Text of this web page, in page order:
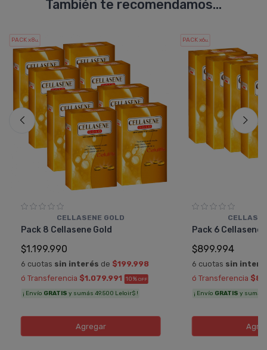
También te recomendamos...
PACK x8u.
CELLASENE GOLD
Pack 8 Cellasene Gold
$1.199.990
6 cuotas sin interés de $199.998
ó Transferencia $1.079.991 10% OFF
¡ Envío GRATIS y sumás 49.500 Leloir$ !
Agregar
PACK x6u.
Pack 6 Cellasene
$899.994
6 cuotas sin
ó Transferencia
¡ Envío GRATIS y sumás